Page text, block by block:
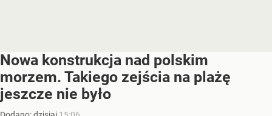
Nowa konstrukcja nad polskim
morzem. Takiego zejścia na plażę
jeszcze nie było